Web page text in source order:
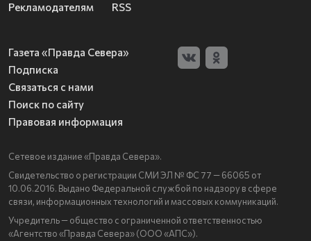
Рекламодателям RSS
Газета «Правда Севера»
Подписка
Связаться с нами
Поиск по сайту
Правовая информация
Сетевое издание «Правда Севера».
Свидетельство о регистрации СМИ ЭЛ № ФС 77 — 66065 от
10.06.2016. Выдано Федеральной службой по надзору в сфере
связи, информационных технологий и массовых коммуникаций.
Учредитель — общество с ограниченной ответственностью
«Агентство «Правда Севера» (ООО «АПС»).